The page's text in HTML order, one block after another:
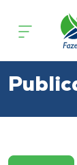
Cursos